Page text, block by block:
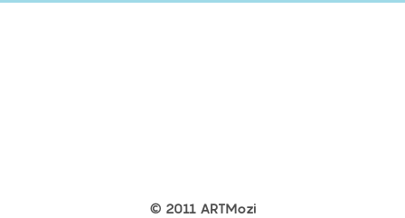
© 2011 ARTMozi